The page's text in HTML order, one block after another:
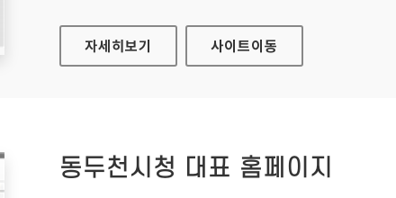
이천시청 대표 홈페이지
자세히보기 사이트이동
동두천시청 대표 홈페이지